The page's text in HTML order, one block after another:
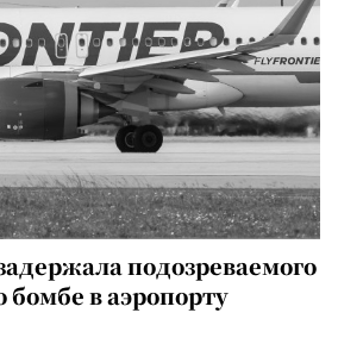
подозреваемого
бомбе в аэропорту